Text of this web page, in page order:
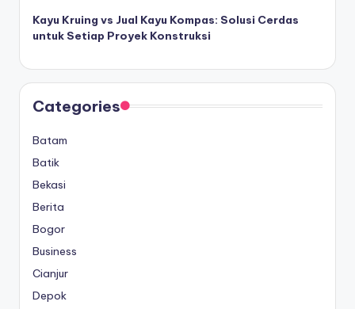
Kayu Kruing vs Jual Kayu Kompas: Solusi Cerdas
untuk Setiap Proyek Konstruksi
Categories
Batam
Batik
Bekasi
Berita
Bogor
Business
Cianjur
Depok